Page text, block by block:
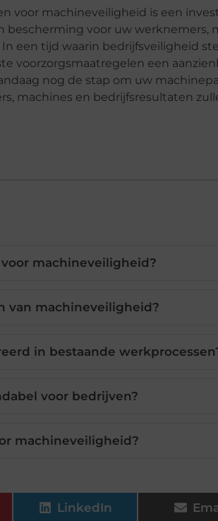
voor machineveiligheid is een
bescherming voor uw werknemers,
een tijd waarin bedrijfsveiligheid
voorzorgsmaatregelen een
nog de stap om uw
machines en bedrijfsresultaten
machineveiligheid?
van machineveiligheid?
in bestaande
voor bedrijven?
machineveiligheid?
LinkedIn